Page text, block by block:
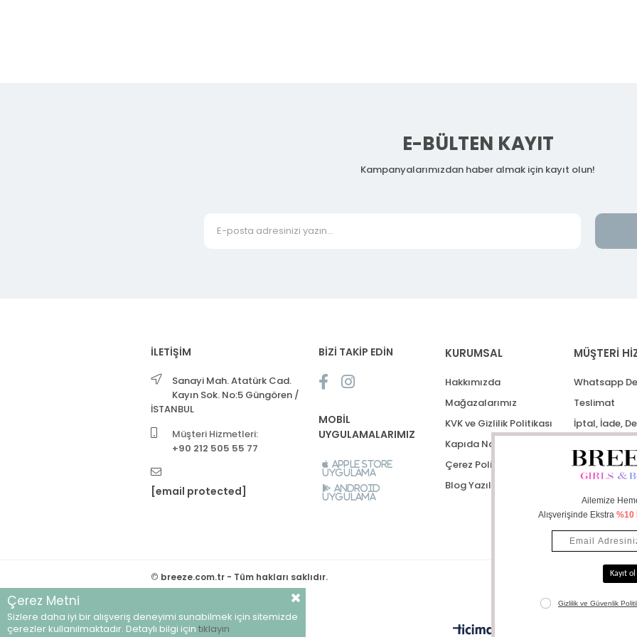
E-BÜLTEN KAYIT
Kampanyalarımızdan haber almak için kayıt olun!
İLETİŞİM
Sanayi Mah. Atatürk Cad.
Kayın Sok. No:5 Güngören /
İSTANBUL
Müşteri Hizmetleri:
+90 212 505 55 77
[email protected]
BİZİ TAKİP EDİN
MOBİL
UYGULAMALARIMIZ
Apple Store
Uygulama
Android
Uygulama
KURUMSAL
Hakkımızda
Mağazalarımız
KVK ve Gizlilik Politikası
Kapıda Nakit Ödeme
Çerez Politikası
Blog Yazıları
MÜŞTERİ
Whatsapp
Teslimat
İptal, İade,
© breeze.com.tr - Tüm hakları saklıdır.
Çerez Metni
Sizlere daha iyi bir alışveriş deneyimi sunabilmek için sitemizde
çerezler kullanılmaktadır. Detaylı bilgi için tıklayın